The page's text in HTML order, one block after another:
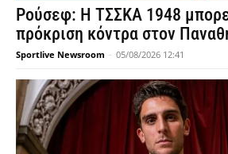
Ρούσεφ: Η ΤΣΣΚΑ 1948
πρόκριση κόντρα στον
Sportlive Newsroom - 05/08/2026 12:41